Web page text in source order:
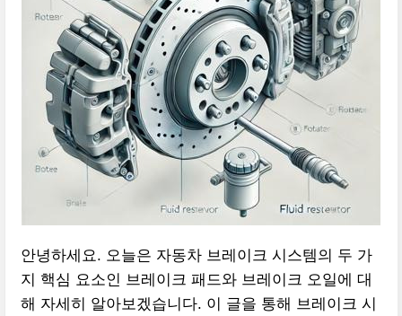
안녕하세요. 오늘은 자동차 브레이크 시스템의 두 가
지 핵심 요소인 브레이크 패드와 브레이크 오일에 대
해 자세히 알아보겠습니다. 이 글을 통해 브레이크 시